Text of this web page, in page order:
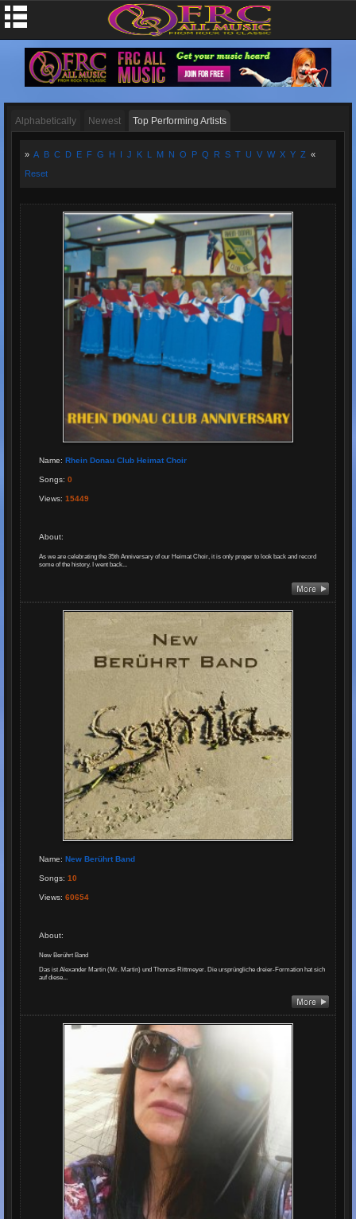
Alphabetically Newest Top Performing Artists
» A B C D E F G H J K M N O P Q R S T U V W X Y Z «
Reset
Name: Rhein Donau Club Heimat Choir
Songs: 0
Views: 15449
About:
As we are celebrating the 35th Anniversary of our Heimat Choir, it is only proper to look back and record
some of the history. I went back...
Name: New Berührt Band
Songs: 10
Views: 60654
About:
New Berührt Band
Das ist Alexander Martin (Mr. Martin) und Thomas Rittmeyer. Die ursprüngliche dreier-Formation hat sich
auf diese...